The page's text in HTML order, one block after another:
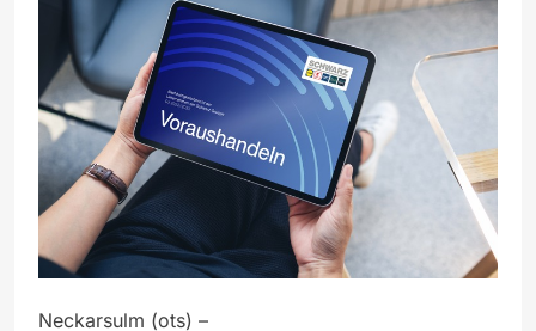
Neckarsulm (ots) –